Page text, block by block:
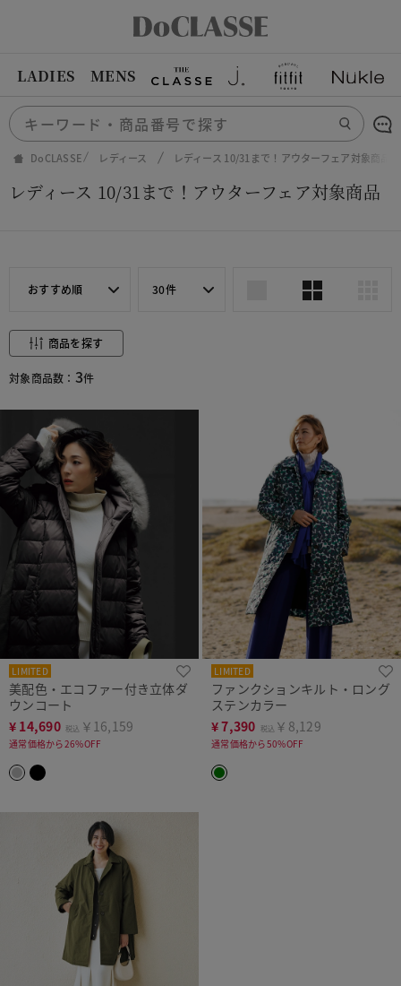
LADIES MENS
DoCLASSE レディース レディース 10/31まで！アウターフェア対象商品
レディース 10/31まで！アウターフェア対象商品
おすすめ順 30件
商品を探す
対象商品数： 3件
LIMITED
美配色・エコファー付き立体ダ
ウンコート
¥ 14,690 税込 ￥16,159
通常価格から26%OFF
LIMITED
ファンクションキルト・ロング
ステンカラー
¥7,390 税込 ￥8,129
通常価格から50%OFF